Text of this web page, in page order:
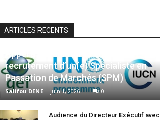
ARTICLES RECENTS
Appel à candidatures en vue du
recrutement d’un(e) Spécialiste en
Passation de Marchés (SPM)
Salifou DENE - juin 1, 2026 0
Audience du Directeur Exécutif avec